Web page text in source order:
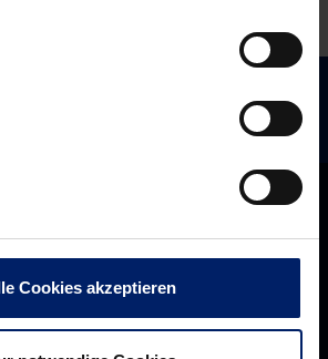
Cookies akzeptieren